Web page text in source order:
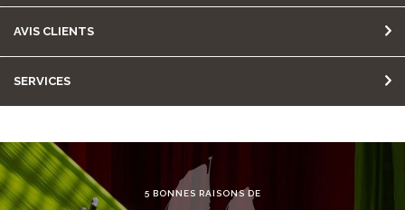
AVIS CLIENTS
SERVICES
5 BONNES RAISONS DE